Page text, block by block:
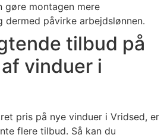
montagen mere
påvirke arbejdslønnen.
tilbud på
vinduer i
pris på nye vinduer i Vridsed, er
flere tilbud. Så kan du